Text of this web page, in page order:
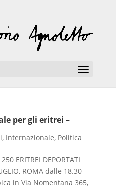
per gli eritrei –
, Internazionale, Politica
ERITREI DEPORTATI
ROMA dalle 18.30
in Via Nomentana 365,